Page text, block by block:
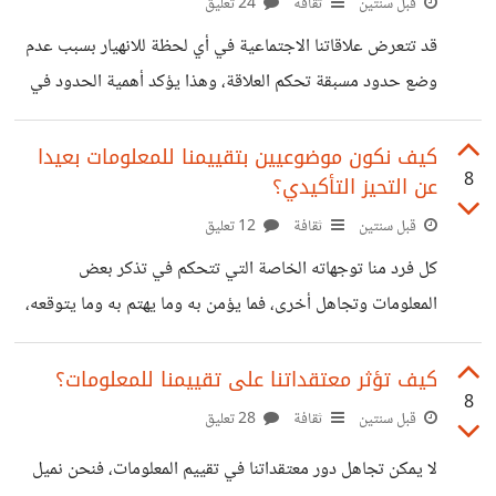
ضاعت ويلومون أنفسهم، ويظلون معلقون في الماضي، وهذا
سيعيق قدرتهم على التطور والمضي قدما، وبالتالي يؤثر سلبًا
قد تتعرض علاقاتنا الاجتماعية في أي لحظة للانهيار بسبب عدم
وضع حدود مسبقة تحكم العلاقة، وهذا يؤكد أهمية الحدود في
العلاقة لأنها تحافظ على التوازن والاحترام بين جميع الأطراف،
بمعنى أبسط تعلّم كل شخص حدوده بالعلاقة، على سبيل المثال
إن لم نضع حدود واضحة في علاقات العمل، قد نجد صديقا أو
زميلا في العمل يتعدى الحدود الشخصية بالتدخل في بعض
القرارات دون استئذان مثل فرض أو تقديم آراء في الحياة المهنية
أو العاطفية، وفي مثل هذه الحالات يؤدي عدم وضع
8
كيف نكون موضوعيين بتقييمنا للمعلومات بعيدا
عن التحيز التأكيدي؟
قبل سنتين ثقافة
كل فرد منا توجهاته الخاصة التي تتحكم في تذكر بعض
المعلومات وتجاهل أخرى، فما يؤمن به وما يهتم به وما يتوقعه،
كل هذا له دور في طريقة معالجة المعلومات والاحتفاظ بها في
الذاكرة، فنبحث عن المعلومات التي تؤكد معتقداتنا وتوجهاتنا
وهذا هو التحيز التأكيدي، فعلى سبيل المثال يتذكر شخص أهمية
البروتين الحيواني للجسم. كما أن انطباعاتنا الأولى تعطي تركيزًا
8
كيف تؤثر معتقداتنا على تقييمنا للمعلومات؟
قبل سنتين ثقافة
لا يمكن تجاهل دور معتقداتنا في تقييم المعلومات، فنحن نميل